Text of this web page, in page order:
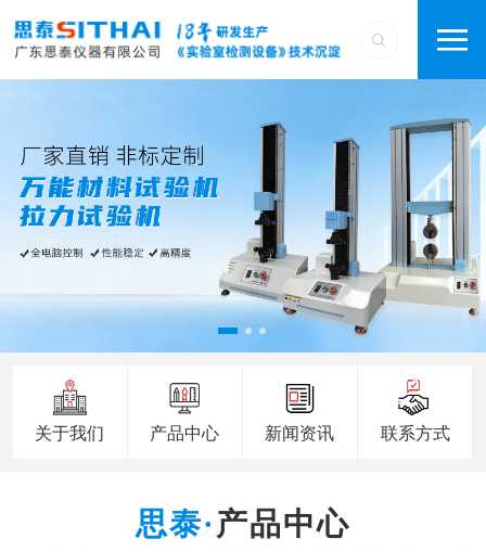
关于我们 产品中心 新闻资讯 联系方式
产品中心